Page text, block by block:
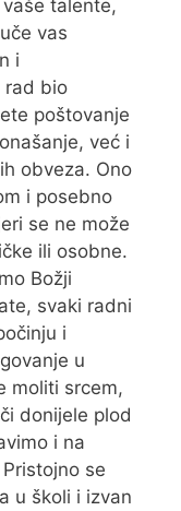
talente,
vas
i
rad bio
poštovanje
već i
obveza. Ono
i posebno
se ne može
ili osobne.
Božji
svaki radni
i
u
moliti srcem,
donijele plod
i na
se
u školi i izvan